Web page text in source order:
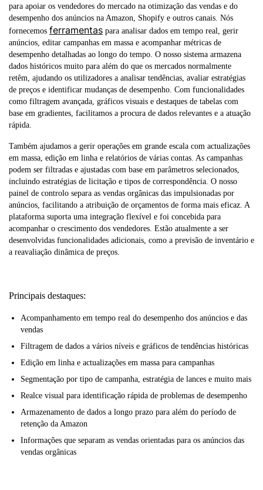
para apoiar os vendedores do mercado na otimização das vendas e do
desempenho dos anúncios na Amazon, Shopify e outros canais. Nós
fornecemos ferramentas para analisar dados em tempo real, gerir
anúncios, editar campanhas em massa e acompanhar métricas de
desempenho detalhadas ao longo do tempo. O nosso sistema armazena
dados históricos muito para além do que os mercados normalmente
retêm, ajudando os utilizadores a analisar tendências, avaliar estratégias
de preços e identificar mudanças de desempenho. Com funcionalidades
como filtragem avançada, gráficos visuais e destaques de tabelas com
base em gradientes, facilitamos a procura de dados relevantes e a atuação
rápida.
Também ajudamos a gerir operações em grande escala com actualizações
em massa, edição em linha e relatórios de várias contas. As campanhas
podem ser filtradas e ajustadas com base em parâmetros selecionados,
incluindo estratégias de licitação e tipos de correspondência. O nosso
painel de controlo separa as vendas orgânicas das impulsionadas por
anúncios, facilitando a atribuição de orçamentos de forma mais eficaz. A
plataforma suporta uma integração flexível e foi concebida para
acompanhar o crescimento dos vendedores. Estão atualmente a ser
desenvolvidas funcionalidades adicionais, como a previsão de inventário e
a reavaliação dinâmica de preços.
Principais destaques:
Acompanhamento em tempo real do desempenho dos anúncios e das
vendas
Filtragem de dados a vários níveis e gráficos de tendências históricas
Edição em linha e actualizações em massa para campanhas
Segmentação por tipo de campanha, estratégia de lances e muito mais
Realce visual para identificação rápida de problemas de desempenho
Armazenamento de dados a longo prazo para além do período de
retenção da Amazon
Informações que separam as vendas orientadas para os anúncios das
vendas orgânicas